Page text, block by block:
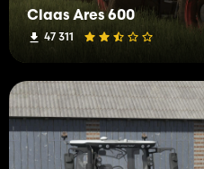
Claas Ares 600
47 311